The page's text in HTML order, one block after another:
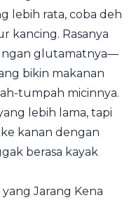
lebih rata, coba deh
kancing. Rasanya
glutamatnya—
bikin makanan
tumpah micinnya.
lebih lama, tapi
kanan dengan
berasa kayak
Jarang Kena